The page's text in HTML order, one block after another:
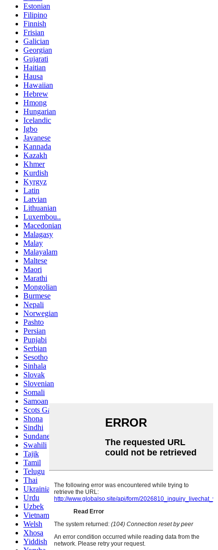
Estonian
Filipino
Finnish
Frisian
Galician
Georgian
Gujarati
Haitian
Hausa
Hawaiian
Hebrew
Hmong
Hungarian
Icelandic
Igbo
Javanese
Kannada
Kazakh
Khmer
Kurdish
Kyrgyz
Latin
Latvian
Lithuanian
Luxembou..
Macedonian
Malagasy
Malay
Malayalam
Maltese
Maori
Marathi
Mongolian
Burmese
Nepali
Norwegian
Pashto
Persian
Punjabi
Serbian
Sesotho
Sinhala
Slovak
Slovenian
Somali
Samoan
Scots Gaelic
Shona
Sindhi
Sundanese
Swahili
Tajik
Tamil
Telugu
Thai
Ukrainian
Urdu
Uzbek
Vietnamese
Welsh
Xhosa
Yiddish